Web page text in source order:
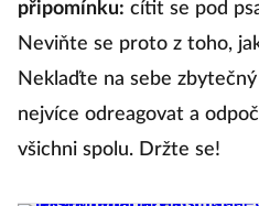
připomínku: cítit se pod
Neviňte se proto z toho,
Neklaďte na sebe
nejvíce odreagovat a
všichni spolu. Držte se!